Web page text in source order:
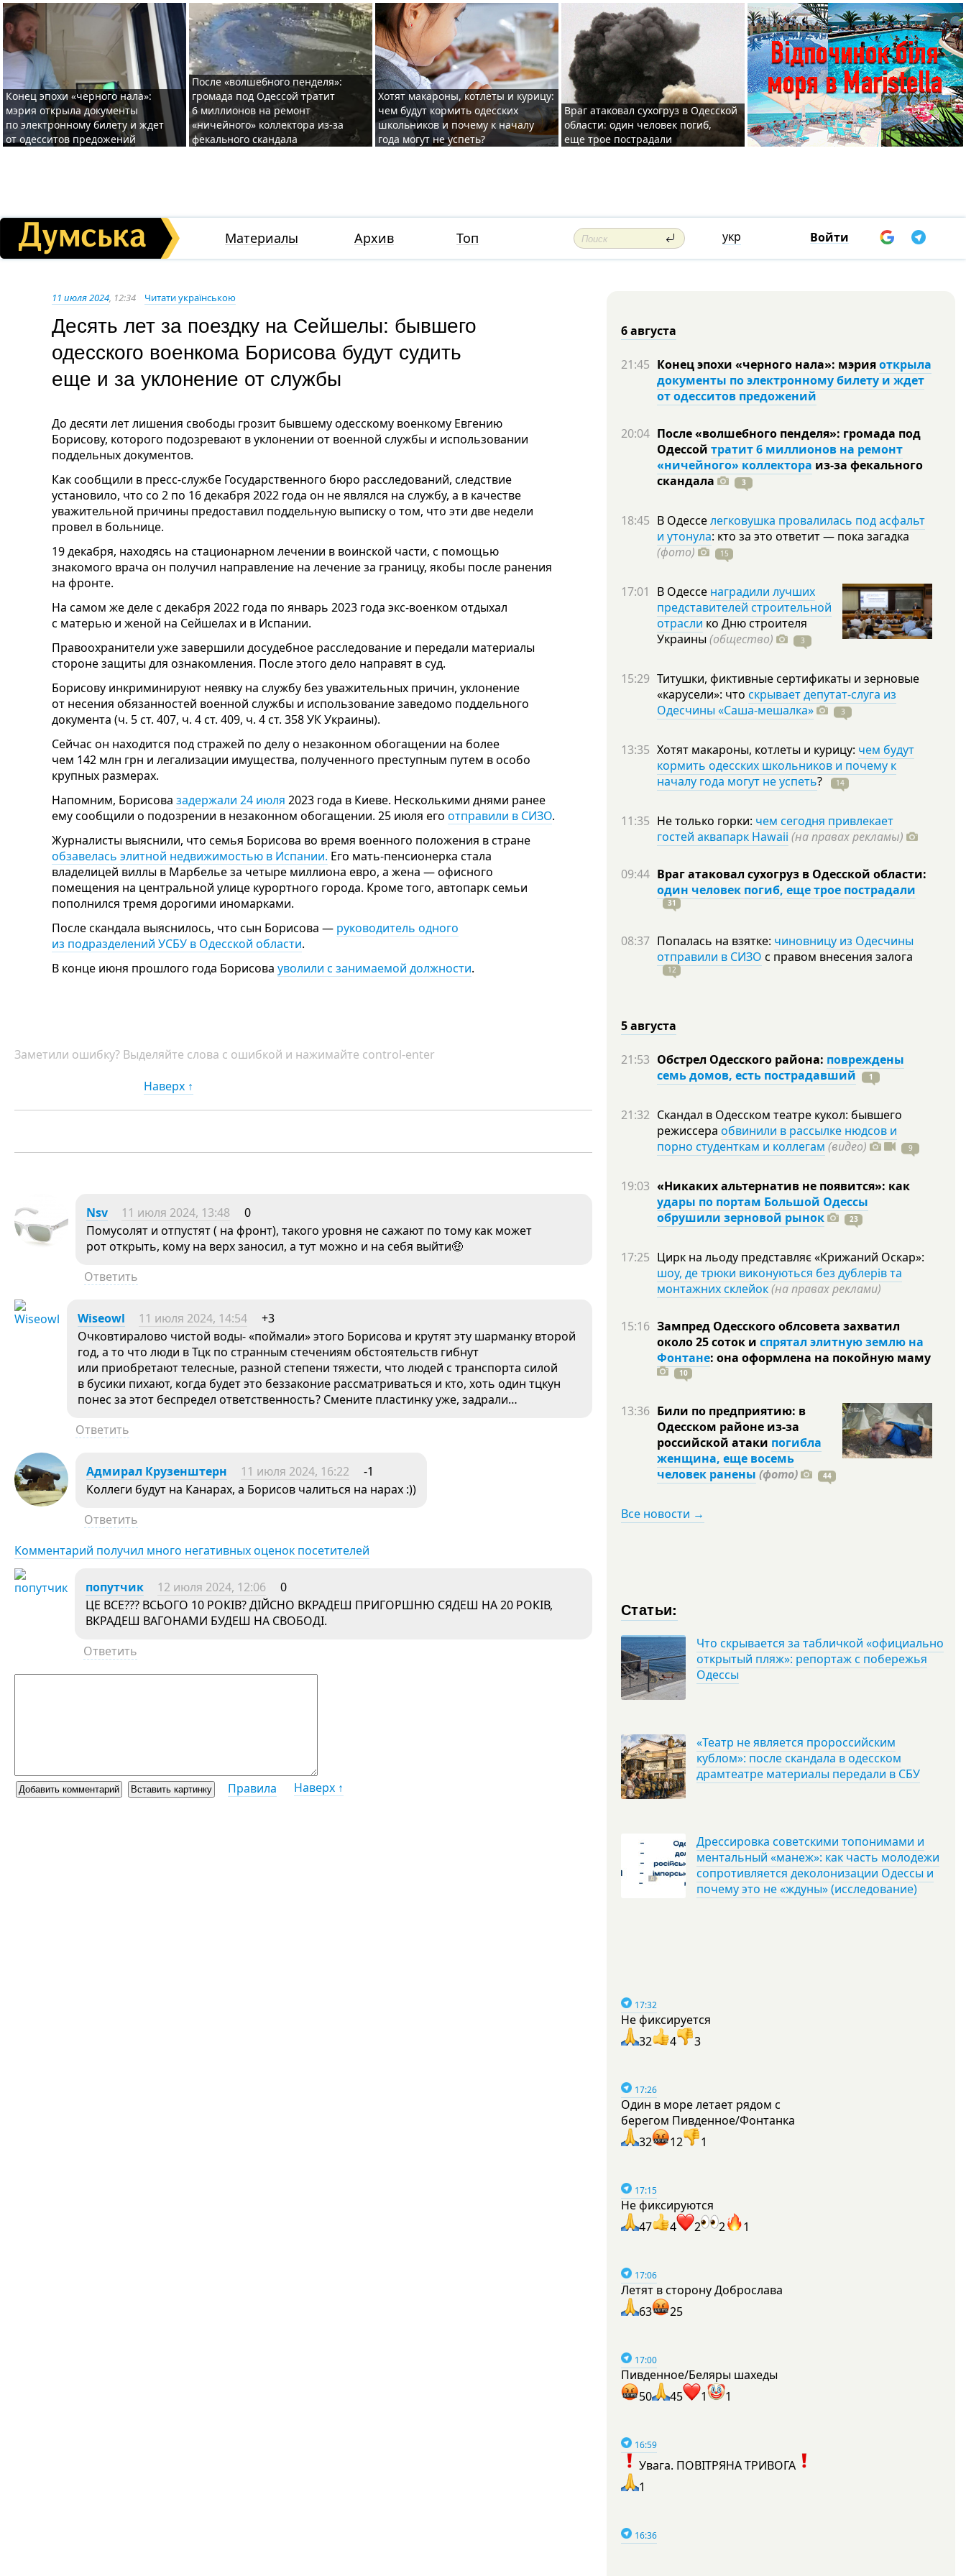
Конец эпохи «черного нала»:
мэрия открыла документы
по электронному билету и ждет
от одесситов предожений
После «волшебного пенделя»:
громада под Одессой тратит
6 миллионов на ремонт
«ничейного» коллектора из-за
фекального скандала
Хотят макароны, котлеты и курицу:
чем будут кормить одесских
школьников и почему к началу
года могут не успеть?
Враг атаковал сухогруз в Одесской
области: один человек погиб,
еще трое пострадали
Материалы Архив Топ укр Войти
11 июля 2024, 12:34 Читати українською
Десять лет за поездку на Сейшелы: бывшего
одесского военкома Борисова будут судить
еще и за уклонение от службы
До десяти лет лишения свободы грозит бывшему одесскому военкому Евгению
Борисову, которого подозревают в уклонении от военной службы и использовании
поддельных документов.
Как сообщили в пресс-службе Государственного бюро расследований, следствие
установило, что со 2 по 16 декабря 2022 года он не являлся на службу, а в качестве
уважительной причины предоставил поддельную выписку о том, что эти две недели
провел в больнице.
19 декабря, находясь на стационарном лечении в воинской части, с помощью
знакомого врача он получил направление на лечение за границу, якобы после ранения
на фронте.
На самом же деле с декабря 2022 года по январь 2023 года экс-военком отдыхал
с матерью и женой на Сейшелах и в Испании.
Правоохранители уже завершили досудебное расследование и передали материалы
стороне защиты для ознакомления. После этого дело направят в суд.
Борисову инкриминируют неявку на службу без уважительных причин, уклонение
от несения обязанностей военной службы и использование заведомо поддельного
документа (ч. 5 ст. 407, ч. 4 ст. 409, ч. 4 ст. 358 УК Украины).
Сейчас он находится под стражей по делу о незаконном обогащении на более
чем 142 млн грн и легализации имущества, полученного преступным путем в особо
крупных размерах.
Напомним, Борисова задержали 24 июля 2023 года в Киеве. Несколькими днями ранее
ему сообщили о подозрении в незаконном обогащении. 25 июля его отправили в СИЗО.
Журналисты выяснили, что семья Борисова во время военного положения в стране
обзавелась элитной недвижимостью в Испании. Его мать-пенсионерка стала
владелицей виллы в Марбелье за четыре миллиона евро, а жена — офисного
помещения на центральной улице курортного города. Кроме того, автопарк семьи
пополнился тремя дорогими иномарками.
После скандала выяснилось, что сын Борисова — руководитель одного
из подразделений УСБУ в Одесской области.
В конце июня прошлого года Борисова уволили с занимаемой должности.
Заметили ошибку? Выделяйте слова с ошибкой и нажимайте control-enter
Наверх ↑
Nsv 11 июля 2024, 13:48
0
Помусолят и отпустят ( на фронт), такого уровня не сажают по тому как может
рот открыть, кому на верх заносил, а тут можно и на себя выйти🤑
Ответить
Wiseowl 11 июля 2024, 14:54
+3
Очковтиралово чистой воды- «поймали» этого Борисова и крутят эту шарманку второй
год, а то что люди в Тцк по странным стечениям обстоятельств гибнут
или приобретают телесные, разной степени тяжести, что людей с транспорта силой
в бусики пихают, когда будет это беззаконие рассматриваться и кто, хоть один тцкун
понес за этот беспредел ответственность? Смените пластинку уже, задрали…
Ответить
Адмирал Крузенштерн 11 июля 2024, 16:22
-1
Коллеги будут на Канарах, а Борисов чалиться на нарах :))
Ответить
Комментарий получил много негативных оценок посетителей
попутчик 12 июля 2024, 12:06
0
ЦЕ ВСЕ??? ВСЬОГО 10 РОКІВ? ДІЙСНО ВКРАДЕШ ПРИГОРШНЮ СЯДЕШ НА 20 РОКІВ,
ВКРАДЕШ ВАГОНАМИ БУДЕШ НА СВОБОДІ.
Ответить
Правила Наверх ↑
6 августа
21:45 Конец эпохи «черного нала»: мэрияоткрыла
документы по электронному билету и ждет
от одесситов предожений
20:04 После «волшебного пенделя»: громада под
Одессой тратит 6 миллионов на ремонт
«ничейного» коллектора из-за фекального
скандала
3
18:45 В Одесселегковушка провалилась под асфальт
и утонула: кто за это ответит — пока загадка
(фото)
15
17:01 В Одессе наградили лучших
представителей строительной
отрасли ко Дню строителя
Украины (общество) 3
15:29 Титушки, фиктивные сертификаты и зерновые
«карусели»: что скрывает депутат-слуга из
Одесчины «Саша-мешалка»
3
13:35 Хотят макароны, котлеты и курицу: чем будут
кормить одесских школьников и почему к
началу года могут не успеть? 14
11:35 Не только горки: чем сегодня привлекает
гостей аквапарк Hawaii (на правах рекламы)
09:44 Враг атаковал сухогруз в Одесской области:
один человек погиб, еще трое пострадали
31
08:37 Попалась на взятке: чиновницу из Одесчины
отправили в СИЗО с правом внесения залога
12
5 августа
21:53 Обстрел Одесского района: повреждены
семь домов, есть пострадавший
1
21:32 Скандал в Одесском театре кукол: бывшего
режиссера обвинили в рассылке нюдсов и
порно студенткам и коллегам (видео) 9
19:03 «Никаких альтернатив не появится»: как
удары по портам Большой Одессы
обрушили зерновой рынок
23
17:25 Цирк на льоду представляє «Крижаний Оскар»:
шоу, де трюки виконуються без дублерів та
монтажних склейок(на правах реклами)
15:16 Зампред Одесского облсовета захватил
около 25 соток и спрятал элитную землю на
Фонтане: она оформлена на покойную маму
10
13:36 Били по предприятию: в
Одесском районе из-за
российской атаки погибла
женщина, еще восемь
человек ранены (фото) 44
Все новости →
Статьи:
Что скрывается за табличкой «официально
открытый пляж»: репортаж с побережья
Одессы
«Театр не является пророссийским
кублом»: после скандала в одесском
драмтеатре материалы передали в СБУ
Дрессировка советскими топонимами и
ментальный «манеж»: как часть молодежи
сопротивляется деколонизации Одессы и
почему это не «ждуны» (исследование)
17:32
Не фиксируется
32
4 3
17:26
Один в море летает рядом с
берегом Пивденное/Фонтанка
32
12 1
17:15
Не фиксируются
47
4 2 2 1
17:06
Летят в сторону Доброслава
63
25
17:00
Пивденное/Беляры шахеды
50
45 1 1
16:59
Увага. ПОВІТРЯНА ТРИВОГА
1
16:36